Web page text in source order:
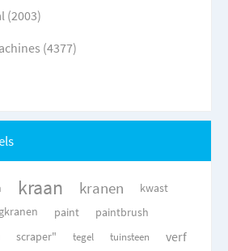
(2003)
(4377)
kraan kranen
kwast
paint
paintbrush
scraper" tegel tuinsteen verf